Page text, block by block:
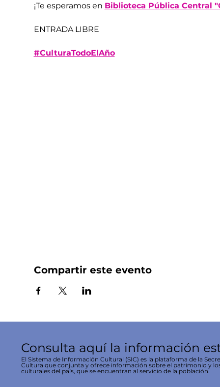
¡Te esperamos en Biblioteca Pública Central
ENTRADA LIBRE
#CulturaTodoElAño
Compartir este evento
Consulta aquí la información
El Sistema de Información Cultural (SIC) es la plataforma de la
Cultura que conjunta y ofrece información sobre el patrimonio y
culturales del país, que se encuentran al servicio de la población.